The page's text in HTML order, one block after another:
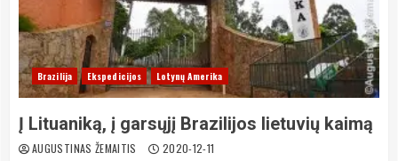
Brazilija Ekspedicijos Lotynų Amerika
Į Lituaniką, į garsųjį Brazilijos lietuvių kaimą
AUGUSTINAS ŽEMAITIS 2020-12-11